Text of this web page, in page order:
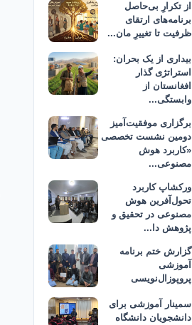
از تکرارِ بی‌حاصل
برنامه‌های ارتقای
ظرفیت تا تغییرِ مان...
بیداری از یک بحران:
استراتژی گذار
افغانستان از
وابستگی...
برگزاری موفقیت‌آمیز
دومین نشست تخصصی
«کاربرد هوش
مصنوعی...
ورکشاپ کاربرد
تحول‌آفرین هوش
مصنوعی در تحقیق و
پژوهش دا...
گزارش ختم برنامه
آموزشی
پروپوزال‌نویسی
سمینار آموزشی برای
دانشجویان دانشگاه